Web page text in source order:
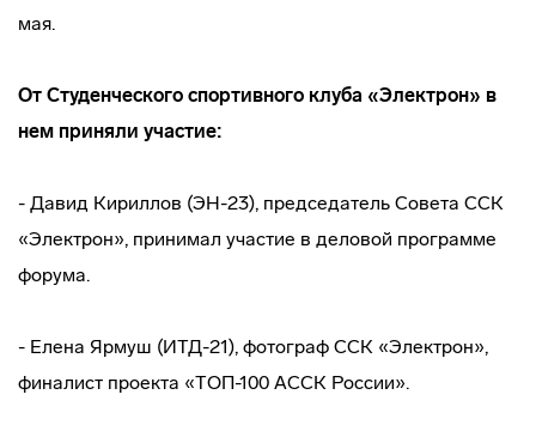
мая.
От Студенческого спортивного клуба «Электрон» в
нем приняли участие:
- Давид Кириллов (ЭН-23), председатель Совета ССК
«Электрон», принимал участие в деловой программе
форума.
- Елена Ярмуш (ИТД-21), фотограф ССК «Электрон»,
финалист проекта «ТОП-100 АССК России».